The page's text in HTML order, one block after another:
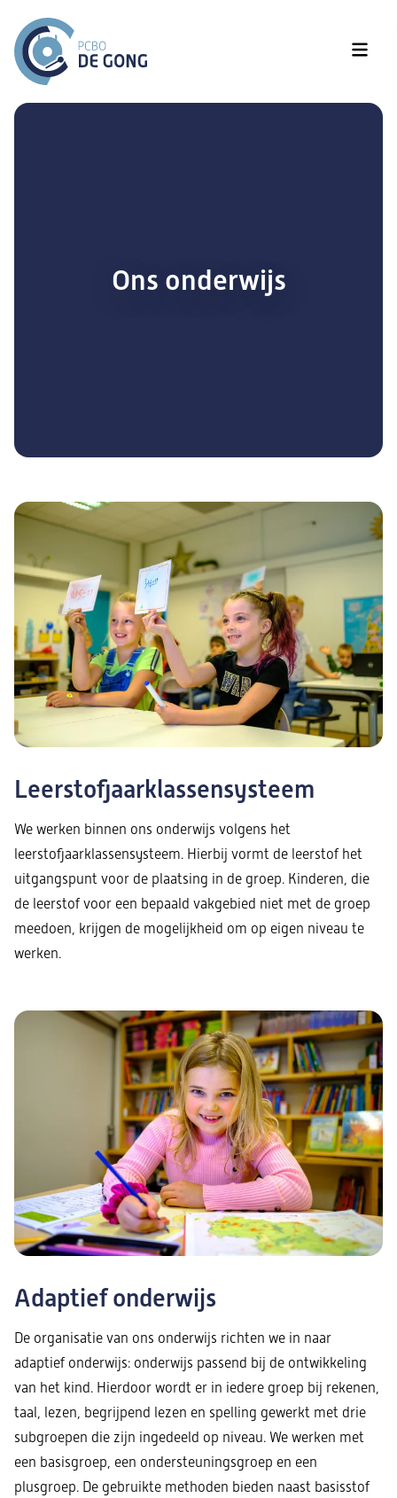
Ons onderwijs
Leerstofjaarklassensysteem
We werken binnen ons onderwijs volgens het
leerstofjaarklassensysteem. Hierbij vormt de leerstof het
uitgangspunt voor de plaatsing in de groep. Kinderen, die
de leerstof voor een bepaald vakgebied niet met de groep
meedoen, krijgen de mogelijkheid om op eigen niveau te
werken.
Adaptief onderwijs
De organisatie van ons onderwijs richten we in naar
adaptief onderwijs: onderwijs passend bij de ontwikkeling
van het kind. Hierdoor wordt er in iedere groep bij rekenen,
taal, lezen, begrijpend lezen en spelling gewerkt met drie
subgroepen die zijn ingedeeld op niveau. We werken met
een basisgroep, een ondersteuningsgroep en een
plusgroep. De gebruikte methoden bieden naast basisstof